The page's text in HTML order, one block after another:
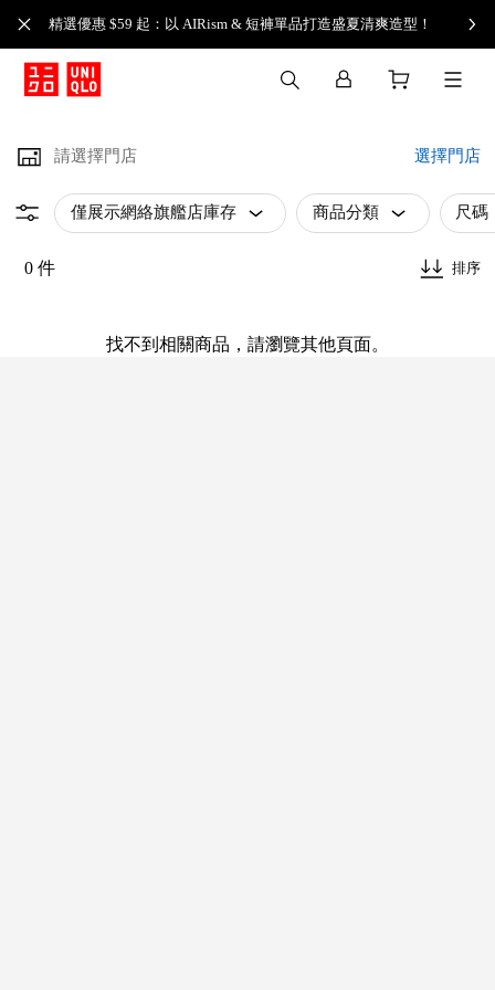
精選優惠 $59 起：以 AIRism & 短褲單品打造盛夏清爽造型！
請選擇門店 選擇門店
僅展示網絡旗艦店庫存 商品分類 尺碼
0 件 排序
找不到相關商品，請瀏覽其他頁面。